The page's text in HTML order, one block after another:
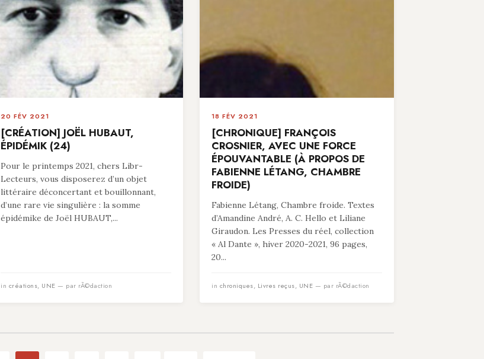
20 FÉV 2021
[CRÉATION] JOËL HUBAUT,
ÉPIDÉMIK (24)
Pour le printemps 2021, chers Libr-
Lecteurs, vous disposerez d’un objet
littéraire déconcertant et bouillonnant,
d’une rare vie singulière : la somme
épidémike de Joël HUBAUT,...
in créations, UNE — par rÃ©daction
18 FÉV 2021
[CHRONIQUE] FRANÇOIS
CROSNIER, AVEC UNE FORCE
ÉPOUVANTABLE (À PROPOS DE
FABIENNE LÉTANG, CHAMBRE
FROIDE)
Fabienne Létang, Chambre froide. Textes
d’Amandine André, A. C. Hello et Liliane
Giraudon. Les Presses du réel, collection
« Al Dante », hiver 2020-2021, 96 pages,
20...
in chroniques, Livres reçus, UNE — par rÃ©daction